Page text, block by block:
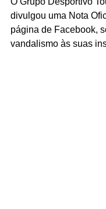
divulgou uma Nota
página de Facebook,
vandalismo às suas